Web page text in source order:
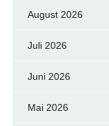
August 2026
Juli 2026
Juni 2026
Mai 2026